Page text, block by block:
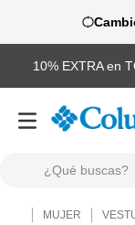
10% EXTRA en
MUJER
TÉRMINOS